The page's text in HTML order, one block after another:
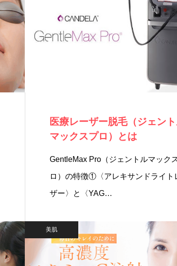
医療レーザー脱毛（ジェン
マックスプロ）とは
GentleMax Pro（ジェントルマック
ロ）の特徴①〈アレキサンドライト
ザー〉と〈YAG…
美肌